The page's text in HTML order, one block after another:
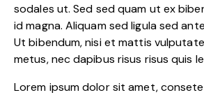
sodales ut. Sed sed quam ut ex
id magna. Aliquam sed ligula sed
Ut bibendum, nisi et mattis
metus, nec dapibus risus risus quis
Lorem ipsum dolor sit amet,